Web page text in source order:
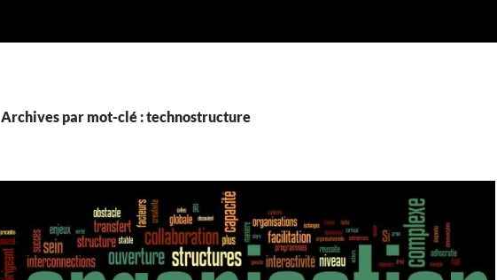
Archives par mot-clé : technostructure